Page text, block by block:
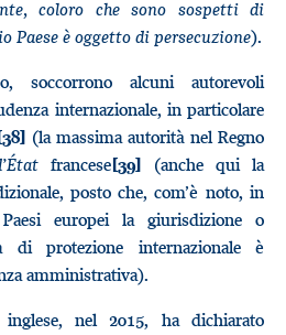
coloro che sono sospetti di
Paese è oggetto di persecuzione).
soccorrono alcuni autorevoli
internazionale, in particolare
(la massima autorità nel Regno
francese[39] (anche qui la
posto che, com’è noto, in
europei la giurisdizione o
di protezione internazionale è
amministrativa).
nel 2015, ha dichiarato